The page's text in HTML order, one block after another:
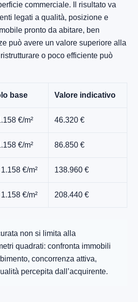
commerciale. Il risultato va
legati a qualità, posizione e
pronto da abitare, ben
può avere un valore superiore alla
o poco efficiente può
base Valore indicativo
€/m² 46.320 €
€/m² 86.850 €
€/m² 138.960 €
€/m² 208.440 €
non si limita alla
quadrati: confronta immobili
concorrenza attiva,
percepita dall’acquirente.